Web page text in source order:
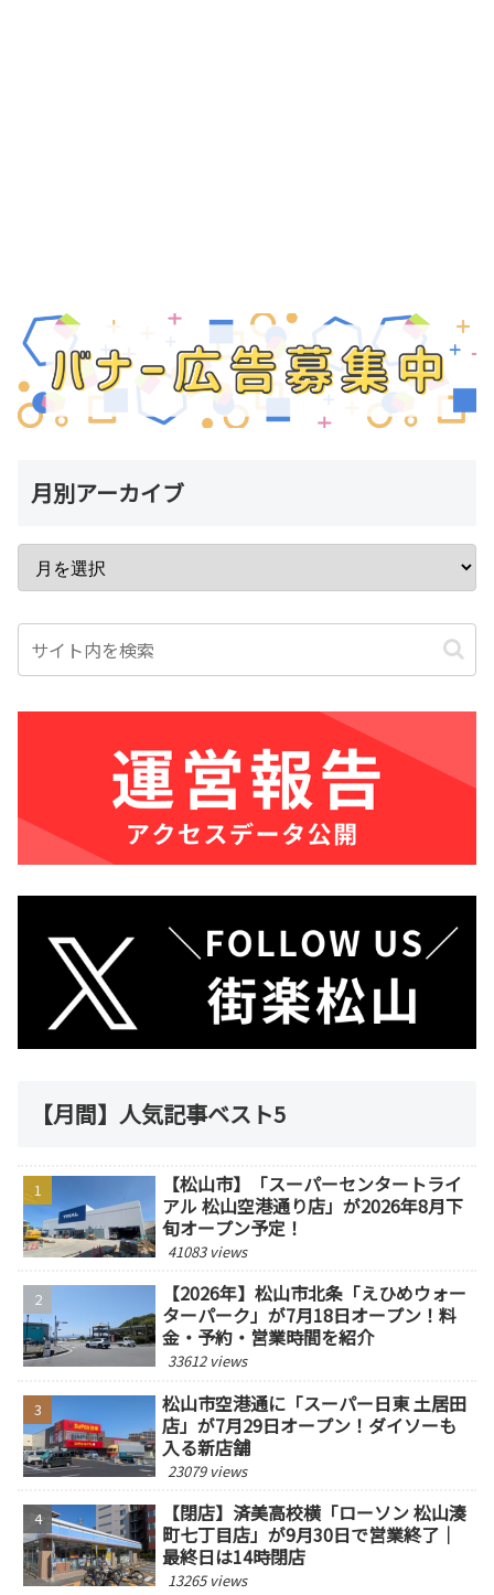
月別アーカイブ
【月間】人気記事ベスト5
【松山市】「スーパーセンタートライ
アル 松山空港通り店」が2026年8月下
旬オープン予定！
41083 views
【2026年】松山市北条「えひめウォー
ターパーク」が7月18日オープン！料
金・予約・営業時間を紹介
33612 views
松山市空港通に「スーパー日東 土居田
店」が7月29日オープン！ダイソーも
入る新店舗
23079 views
【閉店】済美高校横「ローソン 松山湊
町七丁目店」が9月30日で営業終了｜
最終日は14時閉店
13265 views